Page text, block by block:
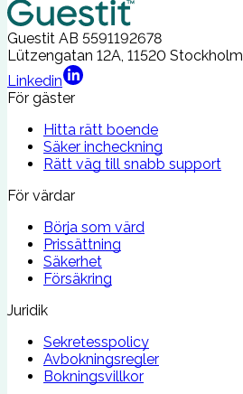
Guestit AB 5591192678
Lützengatan 12A, 11520 Stockholm
Linkedin
För gäster
Hitta rätt boende
Säker incheckning
Rätt väg till snabb support
För värdar
Börja som värd
Prissättning
Säkerhet
Försäkring
Juridik
Sekretesspolicy
Avbokningsregler
Bokningsvillkor